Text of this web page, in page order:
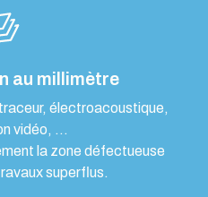
au millimètre
électroacoustique,
vidéo, …
la zone défectueuse
superflus.